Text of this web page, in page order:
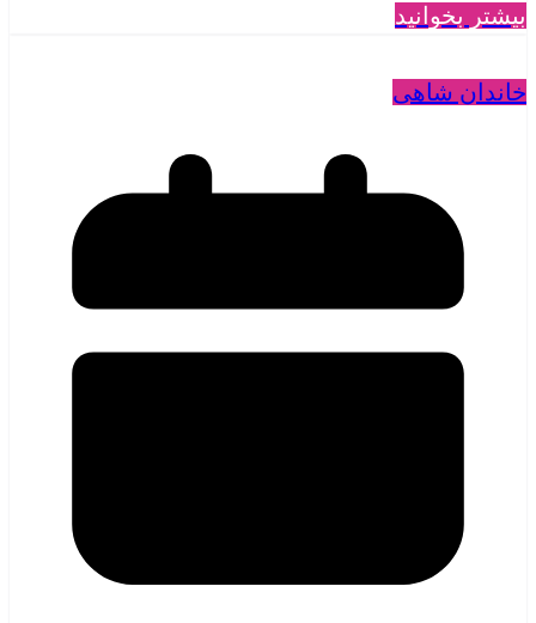
بیشتر بخوانید
خاندان شاهی